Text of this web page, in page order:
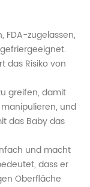
FDA-zugelassen,
das Risiko von
greifen, damit
und
das Baby das
und macht
dass er
Oberfläche